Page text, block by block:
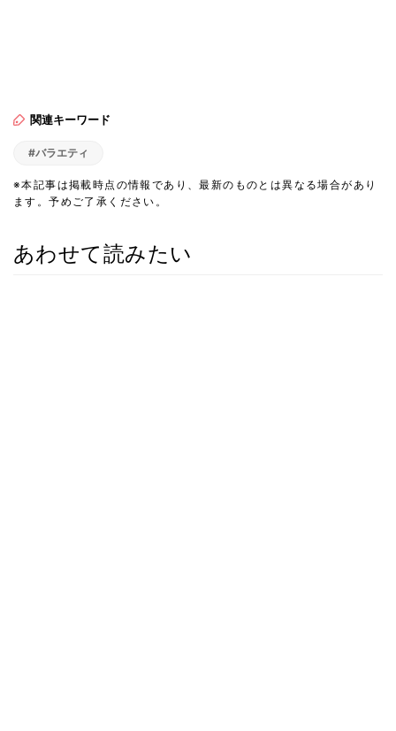
関連キーワード
#バラエティ
※本記事は掲載時点の情報であり、最新のものとは異なる場合があり
ます。予めご了承ください。
あわせて読みたい